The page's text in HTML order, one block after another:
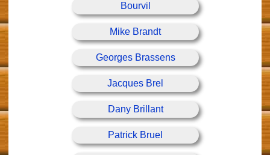
Bourvil
Mike Brandt
Georges Brassens
Jacques Brel
Dany Brillant
Patrick Bruel